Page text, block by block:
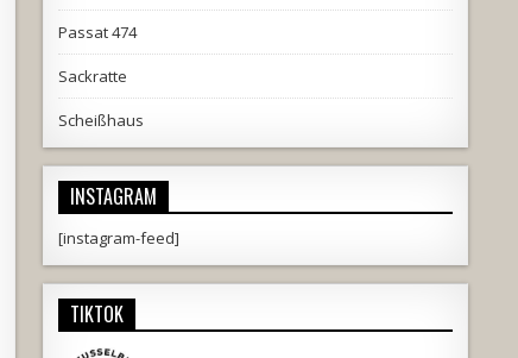
Passat 474
Sackratte
Scheißhaus
INSTAGRAM
[instagram-feed]
TIKTOK